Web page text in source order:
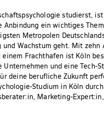
studierst,
Anbindung ein wichtiges
Metropolen
und Wachstum geht. Mit zehn
einem Frachthafen ist Köln
Unternehmen und eine Tech-
deine berufliche Zukunft
Studium in Köln
Marketing-